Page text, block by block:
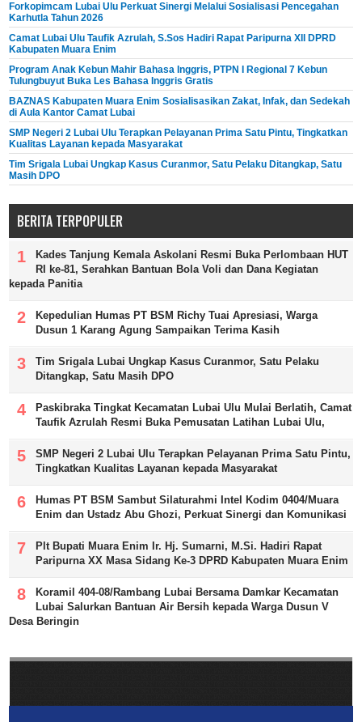
Forkopimcam Lubai Ulu Perkuat Sinergi Melalui Sosialisasi Pencegahan
Karhutla Tahun 2026
Camat Lubai Ulu Taufik Azrulah, S.Sos Hadiri Rapat Paripurna XII DPRD
Kabupaten Muara Enim
Program Anak Kebun Mahir Bahasa Inggris, PTPN I Regional 7 Kebun
Tulungbuyut Buka Les Bahasa Inggris Gratis
BAZNAS Kabupaten Muara Enim Sosialisasikan Zakat, Infak, dan Sedekah
di Aula Kantor Camat Lubai
SMP Negeri 2 Lubai Ulu Terapkan Pelayanan Prima Satu Pintu, Tingkatkan
Kualitas Layanan kepada Masyarakat
Tim Srigala Lubai Ungkap Kasus Curanmor, Satu Pelaku Ditangkap, Satu
Masih DPO
BERITA TERPOPULER
Kades Tanjung Kemala Askolani Resmi Buka Perlombaan HUT
RI ke-81, Serahkan Bantuan Bola Voli dan Dana Kegiatan
kepada Panitia
Kepedulian Humas PT BSM Richy Tuai Apresiasi, Warga
Dusun 1 Karang Agung Sampaikan Terima Kasih
Tim Srigala Lubai Ungkap Kasus Curanmor, Satu Pelaku
Ditangkap, Satu Masih DPO
Paskibraka Tingkat Kecamatan Lubai Ulu Mulai Berlatih, Camat
Taufik Azrulah Resmi Buka Pemusatan Latihan Lubai Ulu,
SMP Negeri 2 Lubai Ulu Terapkan Pelayanan Prima Satu Pintu,
Tingkatkan Kualitas Layanan kepada Masyarakat
Humas PT BSM Sambut Silaturahmi Intel Kodim 0404/Muara
Enim dan Ustadz Abu Ghozi, Perkuat Sinergi dan Komunikasi
Plt Bupati Muara Enim Ir. Hj. Sumarni, M.Si. Hadiri Rapat
Paripurna XX Masa Sidang Ke-3 DPRD Kabupaten Muara Enim
Koramil 404-08/Rambang Lubai Bersama Damkar Kecamatan
Lubai Salurkan Bantuan Air Bersih kepada Warga Dusun V
Desa Beringin